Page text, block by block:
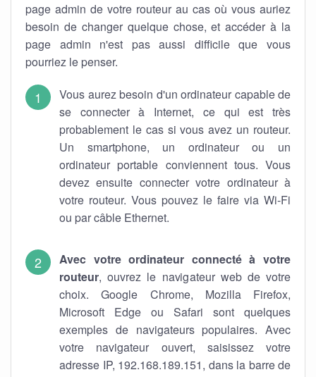
page admin de votre routeur au cas où vous auriez
besoin de changer quelque chose, et accéder à la
page admin n'est pas aussi difficile que vous
pourriez le penser.
Vous aurez besoin d'un ordinateur capable de
se connecter à Internet, ce qui est très
probablement le cas si vous avez un routeur.
Un smartphone, un ordinateur ou un
ordinateur portable conviennent tous. Vous
devez ensuite connecter votre ordinateur à
votre routeur. Vous pouvez le faire via Wi-Fi
ou par câble Ethernet.
Avec votre ordinateur connecté à votre
routeur, ouvrez le navigateur web de votre
choix. Google Chrome, Mozilla Firefox,
Microsoft Edge ou Safari sont quelques
exemples de navigateurs populaires. Avec
votre navigateur ouvert, saisissez votre
adresse IP, 192.168.189.151, dans la barre de